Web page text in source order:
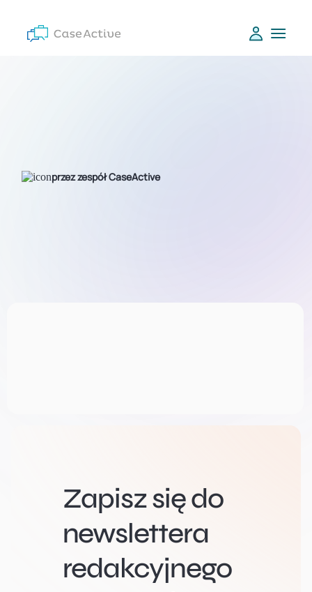
przez zespół CaseActive
Zapisz się do
newslettera
redakcyjnego